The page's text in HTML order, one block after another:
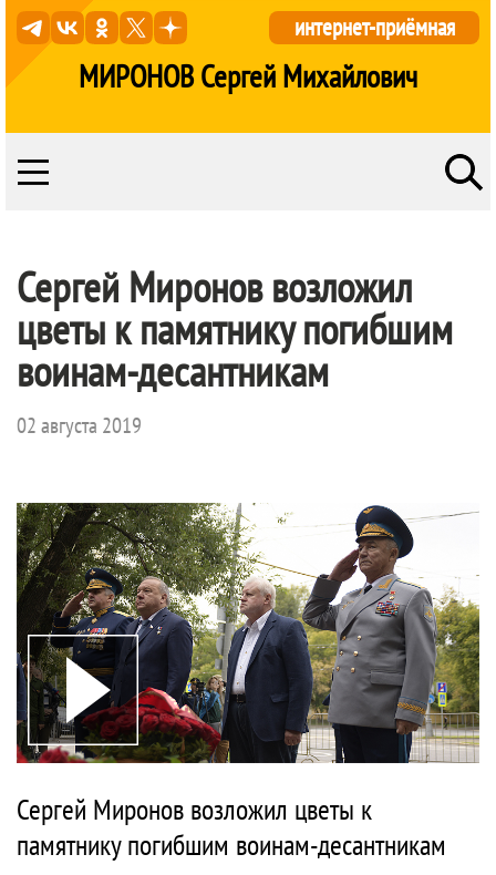
МИРОНОВ Сергей Михайлович
интернет-приёмная
Сергей Миронов возложил
цветы к памятнику погибшим
воинам-десантникам
02 августа 2019
Сергей Миронов возложил цветы к
памятнику погибшим воинам-десантникам